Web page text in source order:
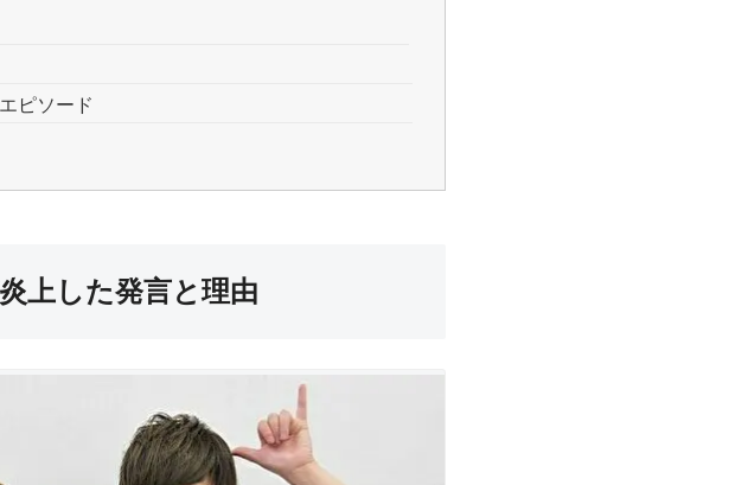
ピソード
上した発言と理由